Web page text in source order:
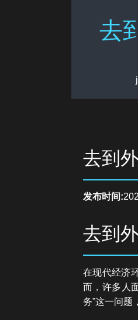
去
去到
发布时间:
去到
在现代经济
而，许多人
务”这一问题